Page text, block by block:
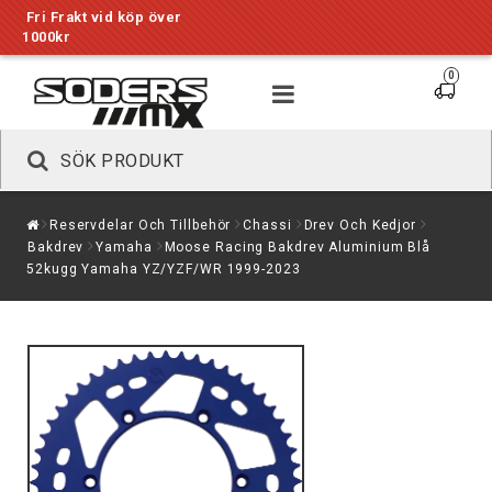
Fri Frakt vid köp över
1000kr
Toggle
navigation
0
Reservdelar Och Tillbehör Chassi
Drev Och Kedjor
Bakdrev
Yamaha
Moose Racing Bakdrev Aluminium Blå
52kugg Yamaha YZ/YZF/WR 1999-2023